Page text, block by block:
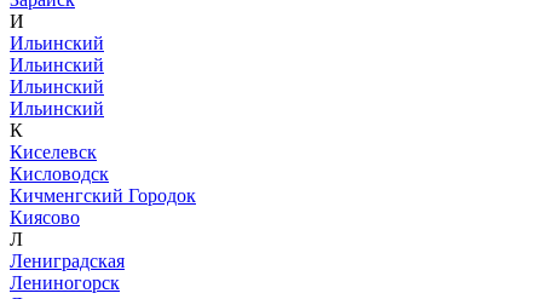
И
Ильинский
Ильинский
Ильинский
Ильинский
К
Киселевск
Кисловодск
Кичменгский Городок
Киясово
Л
Лениградская
Лениногорск